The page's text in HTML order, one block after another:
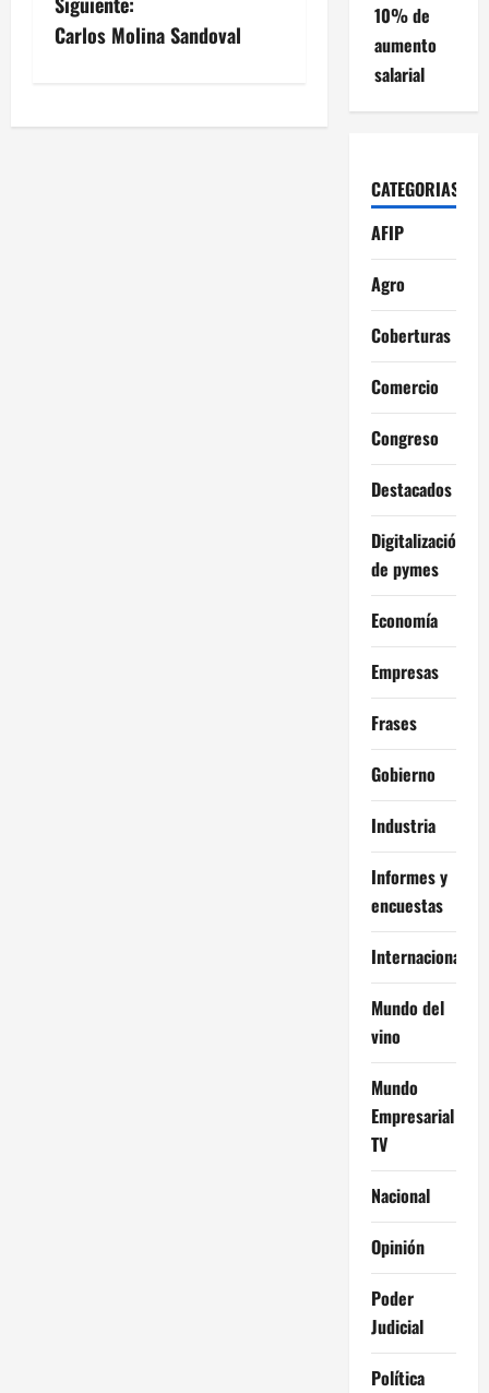
v
g
Carlos Molina Sandoval
10% de
aumento
salarial
CATEGORIAS
AFIP
Agro
Coberturas
Comercio
Congreso
Destacados
Digitalización
de pymes
Economía
Empresas
Frases
Gobierno
Industria
Informes y
encuestas
Internacional
Mundo del
vino
Mundo
Empresarial
TV
Nacional
Opinión
Poder
Judicial
Política